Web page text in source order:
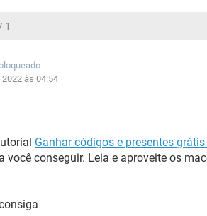
1
2022 às 04:54
Ganhar códigos e presentes
você conseguir. Leia e aproveite os